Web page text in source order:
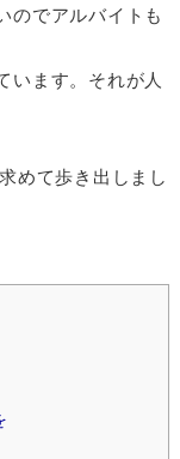
のでアルバイトも
います。それが人
めて歩き出しまし